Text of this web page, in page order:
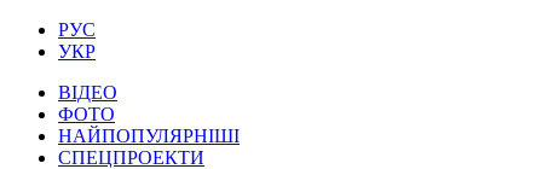
РУС
УКР
ВІДЕО
ФОТО
НАЙПОПУЛЯРНІШІ
СПЕЦПРОЕКТИ